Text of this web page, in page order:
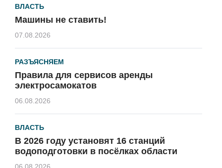
ВЛАСТЬ
Машины не ставить!
07.08.2026
РАЗЪЯСНЯЕМ
Правила для сервисов аренды
электросамокатов
06.08.2026
ВЛАСТЬ
В 2026 году установят 16 станций
водоподготовки в посёлках области
06.08.2026